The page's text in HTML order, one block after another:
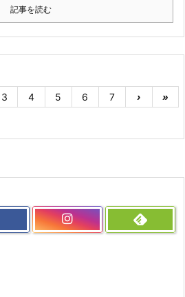
記事を読む
3 4 5 6 7 › »